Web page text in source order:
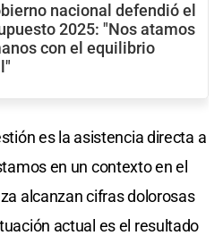
nacional defendió el
2025: "Nos atamos
con el equilibrio
es la asistencia directa a
en un contexto en el
alcanzan cifras dolorosas
actual es el resultado